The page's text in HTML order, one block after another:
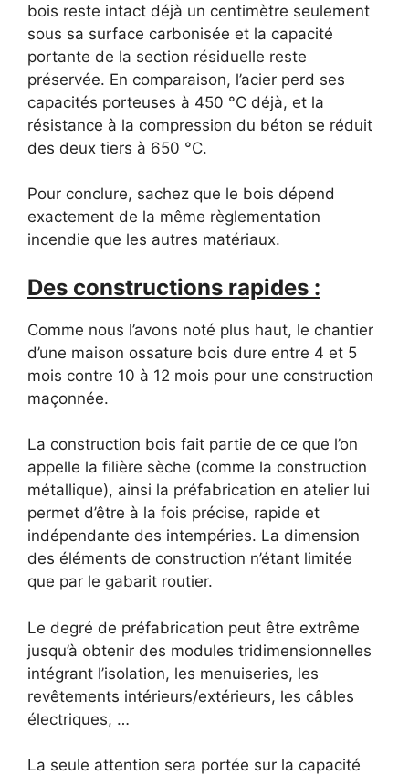
bois reste intact déjà un centimètre seulement
sous sa surface carbonisée et la capacité
portante de la section résiduelle reste
préservée. En comparaison, l’acier perd ses
capacités porteuses à 450 °C déjà, et la
résistance à la compression du béton se réduit
des deux tiers à 650 °C.
Pour conclure, sachez que le bois dépend
exactement de la même règlementation
incendie que les autres matériaux.
Des constructions rapides :
Comme nous l’avons noté plus haut, le chantier
d’une maison ossature bois dure entre 4 et 5
mois contre 10 à 12 mois pour une construction
maçonnée.
La construction bois fait partie de ce que l’on
appelle la filière sèche (comme la construction
métallique), ainsi la préfabrication en atelier lui
permet d’être à la fois précise, rapide et
indépendante des intempéries. La dimension
des éléments de construction n’étant limitée
que par le gabarit routier.
Le degré de préfabrication peut être extrême
jusqu’à obtenir des modules tridimensionnelles
intégrant l’isolation, les menuiseries, les
revêtements intérieurs/extérieurs, les câbles
électriques, …
La seule attention sera portée sur la capacité